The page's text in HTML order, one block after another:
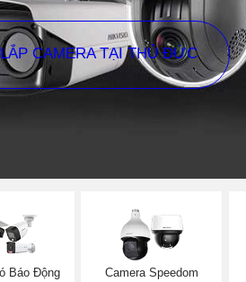
CAMERA TẠI THỦ ĐỨC
Báo Động
Camera Speedom